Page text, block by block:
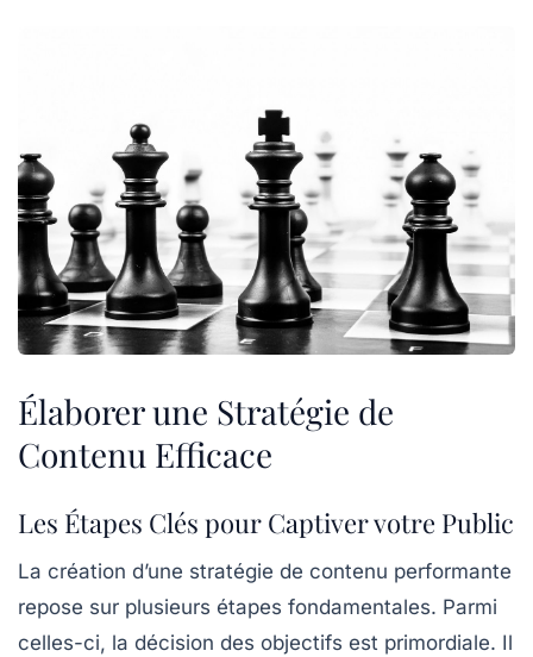
Élaborer une Stratégie de
Contenu Efficace
Les Étapes Clés pour Captiver votre Public
La création d’une stratégie de contenu performante
repose sur plusieurs étapes fondamentales. Parmi
celles-ci, la décision des objectifs est primordiale. Il